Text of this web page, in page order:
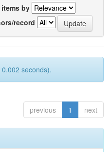
by
record
seconds).
previous 1 next